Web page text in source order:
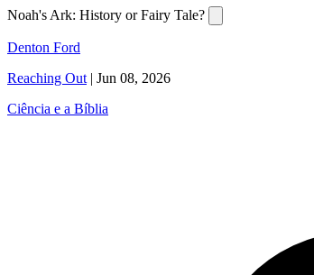
Noah's Ark: History or Fairy Tale?
Denton Ford
Reaching Out | Jun 08, 2026
Ciência e a Bíblia